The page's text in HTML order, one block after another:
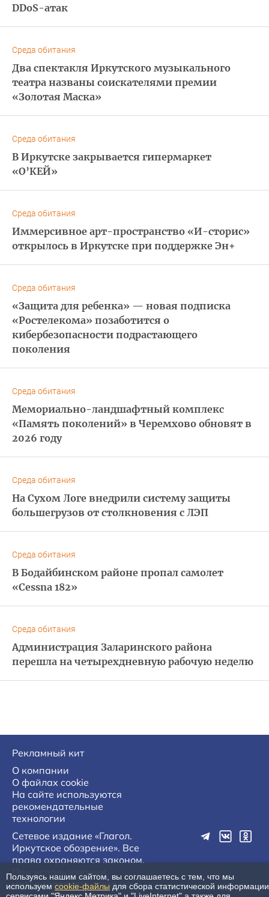
DDoS-атак
Среда обитания
Два спектакля Иркутского музыкального
театра названы соискателями премии
«Золотая Маска»
Среда обитания
В Иркутске закрывается гипермаркет
«О’КЕЙ»
Среда обитания
Иммерсивное арт-пространство «И-сторис»
открылось в Иркутске при поддержке Эн+
Среда обитания
«Защита для ребенка» — новая подписка
«Ростелекома» позаботится о
кибербезопасности подрастающего
поколения
Среда обитания
Мемориально-ландшафтный комплекс
«Память поколений» в Черемхово обновят в
2026 году
Среда обитания
На Сухом Логе внедрили систему защиты
большегрузов от столкновения с ЛЭП
Среда обитания
В Бодайбинском районе пропал самолет
«Cessna 182»
Среда обитания
Администрация Заларинского района
перешла на четырехдневную рабочую неделю
Рекламный кит
О компании
О файлах cookie
На сайте используются
рекомендательные
технологии
Сетевое издание «Глагол.
Иркутское обозрение». Все
права охраняются законом.
При использовании
материалов агентства на
Пользуясь нашим сайтом, вы соглашаетесь с тем, что мы
используем cookie-файлы для сбора статистической информации